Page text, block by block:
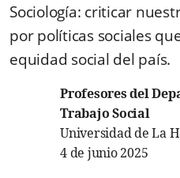
Sociología: criticar
por políticas sociales
equidad social del país.
Profesores del
Trabajo Social
Universidad de La
4 de junio 2025